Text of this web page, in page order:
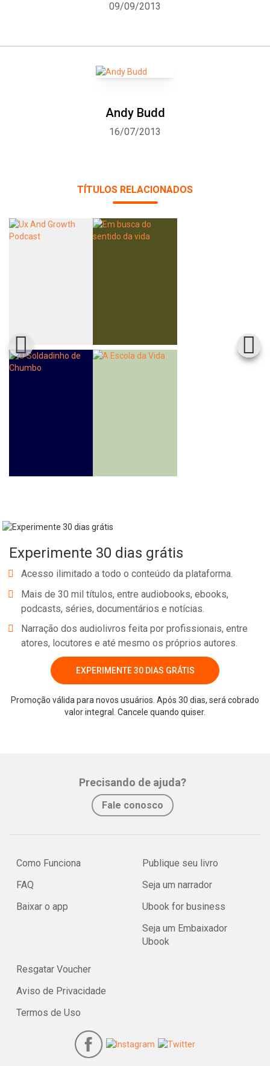
09/09/2013
Andy Budd
16/07/2013
TÍTULOS RELACIONADOS
Experimente 30 dias grátis
Acesso ilimitado a todo o conteúdo da plataforma.
Mais de 30 mil títulos, entre audiobooks, ebooks,
podcasts, séries, documentários e notícias.
Narração dos audiolivros feita por profissionais, entre
atores, locutores e até mesmo os próprios autores.
EXPERIMENTE 30 DIAS GRÁTIS
Promoção válida para novos usuários. Após 30 dias, será cobrado
valor integral. Cancele quando quiser.
Precisando de ajuda?
Fale conosco
Como Funciona
FAQ
Baixar o app
Publique seu livro
Seja um narrador
Ubook for business
Seja um Embaixador
Ubook
Resgatar Voucher
Aviso de Privacidade
Termos de Uso